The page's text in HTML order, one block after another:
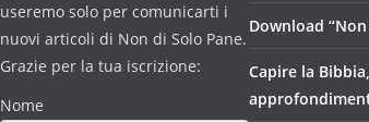
useremo solo per comunicarti i
nuovi articoli di Non di Solo Pane.
Grazie per la tua iscrizione:
Nome
Download
Capire la